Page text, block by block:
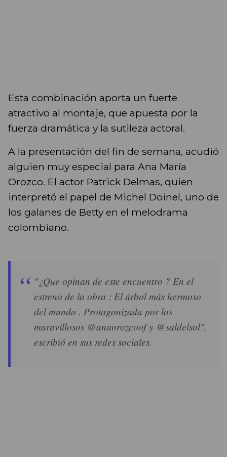
Esta combinación aporta un fuerte
atractivo al montaje, que apuesta por la
fuerza dramática y la sutileza actoral.
A la presentación del fin de semana, acudió
alguien muy especial para Ana María
Orozco. El actor Patrick Delmas, quien
interpretó el papel de Michel Doinel, uno de
los galanes de Betty en el melodrama
colombiano.
"¿Que opinan de este encuentro ? En el
estreno de la obra : El árbol más hermoso
del mundo . Protagonizada por los
maravillosos @anaorozcoof y @saldelsol",
escribió en sus redes sociales.